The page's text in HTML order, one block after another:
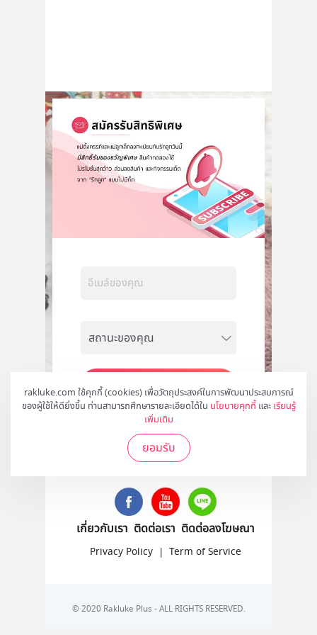
rakluke.com ใช้คุกกี้ (cookies) เพื่อวัตถุประสงค์ในการพัฒนาประสบการณ์
ของผู้ใช้ให้ดียิ่งขึ้น ท่านสามารถศึกษารายละเอียดได้ใน นโยบายคุกกี้ และ เรียนรู้
เพิ่มเติม
ยอมรับ
สมัคร
ติดตามเราได้ที่
เกี่ยวกับเรา ติดต่อเรา ติดต่อลงโฆษณา
Privacy Policy | Term of Service
© 2020 Rakluke Plus - ALL RIGHTS RESERVED.